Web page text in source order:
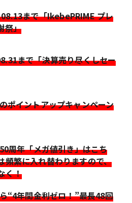
まで「IkebePRIME プレ
祭」
まで「決算売り尽くしセー
ポイントアップキャンペーン
周年「メガ値引き」はこち
頻繁に入れ替わりますので、
く！
“4年間金利ゼロ！”最長48回